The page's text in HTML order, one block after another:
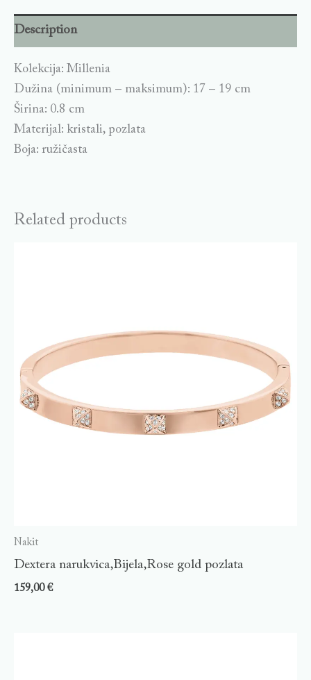
Description
Kolekcija: Millenia
Dužina (minimum – maksimum): 17 – 19 cm
Širina: 0.8 cm
Materijal: kristali, pozlata
Boja: ružičasta
Related products
Nakit
Dextera narukvica,Bijela,Rose gold pozlata
159,00€